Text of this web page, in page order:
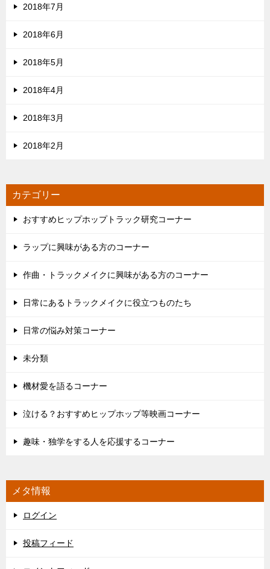
2018年7月
2018年6月
2018年5月
2018年4月
2018年3月
2018年2月
カテゴリー
おすすめヒップホップトラック研究コーナー
ラップに興味がある方のコーナー
作曲・トラックメイクに興味がある方のコーナー
日常にあるトラックメイクに役立つものたち
日常の悩み対策コーナー
未分類
機材愛を語るコーナー
泣ける？おすすめヒップホップ等映画コーナー
趣味・独学をする人を応援するコーナー
メタ情報
ログイン
投稿フィード